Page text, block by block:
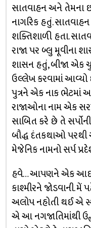
સાતવાહન અને તેમના
નાગરિક હતું.
શક્તિશાળી હતા.
રાજા પર બ્લુ મૂવીના
શાસન હતું, બીજા એક
ઉલ્લેખ કરવામાં આવ્યો
પુત્રને એક નાક ભેટમાં
રાજાઓના નામ એક
સાબિત કરે છે તે
બૌદ્ધ દંતકથાઓ
મેજેનિક નામનો સર્પ
હવે… આપણને એક
કાશ્મીરને જોડવાની.
અલોપ નહોતી થઈ એ
એ આ નગજાતિમાંથી